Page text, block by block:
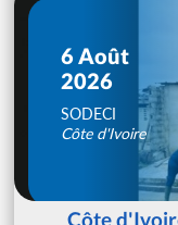
6 Août
2026
SODECI
Côte d'Ivoire
Côte